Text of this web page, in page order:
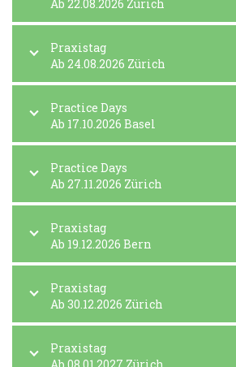
Ab 22.08.2026 Zürich
Praxistag
Ab 24.08.2026 Zürich
Practice Days
Ab 17.10.2026 Basel
Practice Days
Ab 27.11.2026 Zürich
Praxistag
Ab 19.12.2026 Bern
Praxistag
Ab 30.12.2026 Zürich
Praxistag
Ab 08.01.2027 Zürich